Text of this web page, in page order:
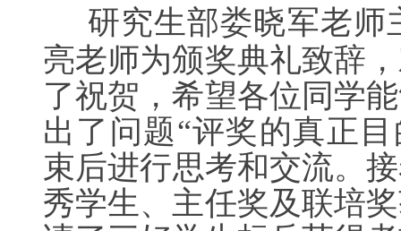
研究生部娄晓军老师
亮老师为颁奖典礼致辞
了祝贺，希望各位同学
出了问题“评奖的真正
束后进行思考和交流。
秀学生、主任奖及联培